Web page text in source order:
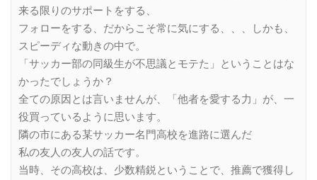
来る限りのサポートをする、
フォローをする、だからこそ常に気にする、、、しかも、
スピーディな動きの中で。
「サッカー部の同級生が不思議とモテた」ということはな
かったでしょうか？
全ての原因とは言いませんが、「他者を愛する力」が、一
役買っているように思います。
隣の市にある某サッカー名門高校を進路に選んだ
私の友人の友人の話です。
当時、その高校は、少数精鋭ということで、推薦で獲得し